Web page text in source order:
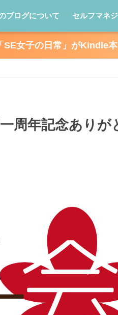
ブログについて セルフマネ
SE女子の日常」がKindle本
周年記念ありが